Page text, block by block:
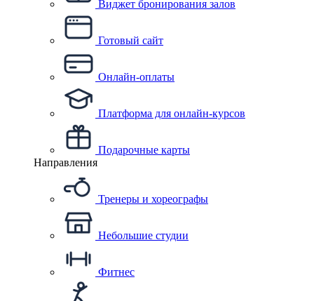
Виджет бронирования залов
Готовый сайт
Онлайн-оплаты
Платформа для онлайн-курсов
Подарочные карты
Направления
Тренеры и хореографы
Небольшие студии
Фитнес